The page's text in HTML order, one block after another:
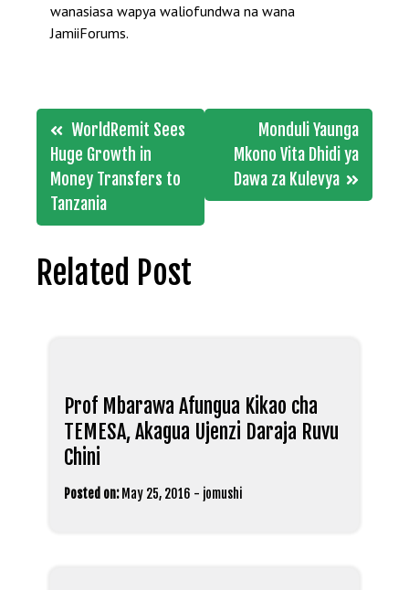
wanasiasa wapya waliofundwa na wana
JamiiForums.
Post
navigation
WorldRemit Sees
Huge Growth in
Money Transfers to
Tanzania
Monduli Yaunga
Mkono Vita Dhidi ya
Dawa za Kulevya
Related Post
Prof Mbarawa Afungua Kikao cha
TEMESA, Akagua Ujenzi Daraja Ruvu
Chini
Posted on: May 25, 2016 - jomushi